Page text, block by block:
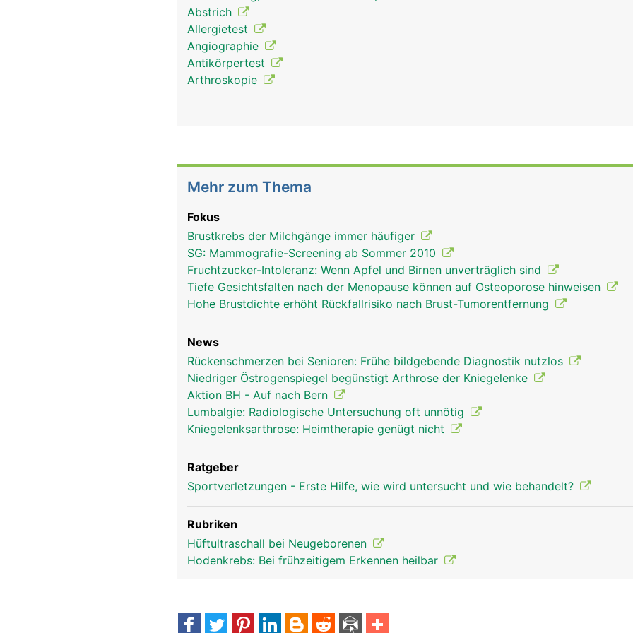
Abstrich
Allergietest
Angiographie
Antikörpertest
Arthroskopie
Mehr zum Thema
Fokus
Brustkrebs der Milchgänge immer häufiger
SG: Mammografie-Screening ab Sommer 2010
Fruchtzucker-Intoleranz: Wenn Apfel und Birnen unverträglich sind
Tiefe Gesichtsfalten nach der Menopause können auf Osteoporose hinweisen
Hohe Brustdichte erhöht Rückfallrisiko nach Brust-Tumorentfernung
News
Rückenschmerzen bei Senioren: Frühe bildgebende Diagnostik nutzlos
Niedriger Östrogenspiegel begünstigt Arthrose der Kniegelenke
Aktion BH - Auf nach Bern
Lumbalgie: Radiologische Untersuchung oft unnötig
Kniegelenksarthrose: Heimtherapie genügt nicht
Ratgeber
Sportverletzungen - Erste Hilfe, wie wird untersucht und wie behandelt?
Rubriken
Hüftultraschall bei Neugeborenen
Hodenkrebs: Bei frühzeitigem Erkennen heilbar